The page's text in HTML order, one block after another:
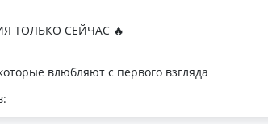
ТОЛЬКО СЕЙЧАС 🔥
влюбляют с первого взгляда